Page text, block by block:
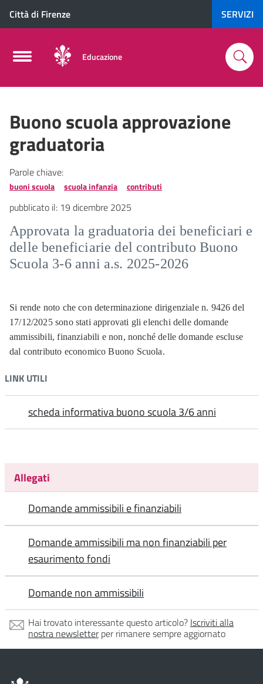
Città di Firenze SERVIZI
Educazione
Buono scuola approvazione
graduatoria
Parole chiave:
buoni scuola scuola infanzia contributi
pubblicato il: 19 dicembre 2025
Approvata la graduatoria dei beneficiari e
delle beneficiarie del contributo Buono
Scuola 3-6 anni a.s. 2025-2026
Si rende noto che con determinazione dirigenziale n. 9426 del
17/12/2025 sono stati approvati gli elenchi delle domande
ammissibili, finanziabili e non, nonché delle domande escluse
dal contributo economico Buono Scuola.
LINK UTILI
scheda informativa buono scuola 3/6 anni
Allegati
Domande ammissibili e finanziabili
Domande ammissibili ma non finanziabili per
esaurimento fondi
Domande non ammissibili
Hai trovato interessante questo articolo? Iscriviti alla
nostra newsletterper rimanere sempre aggiornato